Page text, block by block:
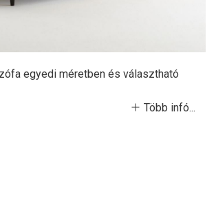
egyedi méretben és választható
Több infó...